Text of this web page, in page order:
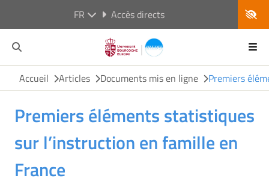
FR Accès directs
Accueil Articles Documents mis en ligne Premiers
Premiers éléments statistiques
sur l’instruction en famille en
France